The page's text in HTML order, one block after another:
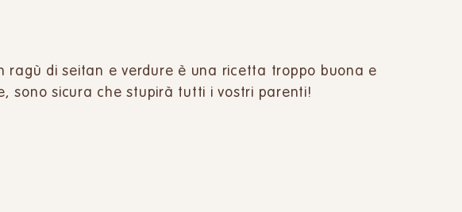
ragù di seitan e verdure è una ricetta troppo buona e
sono sicura che stupirà tutti i vostri parenti!